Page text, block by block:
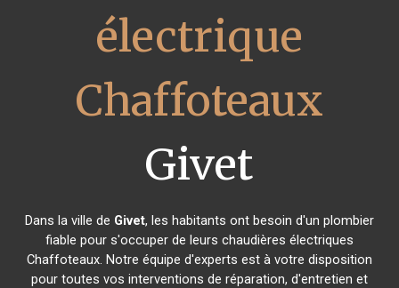
électrique
Chaffoteaux
Givet
Dans la ville de Givet, les habitants ont besoin d'un plombier
fiable pour s'occuper de leurs chaudières électriques
Chaffoteaux. Notre équipe d'experts est à votre disposition
pour toutes vos interventions de réparation, d'entretien et